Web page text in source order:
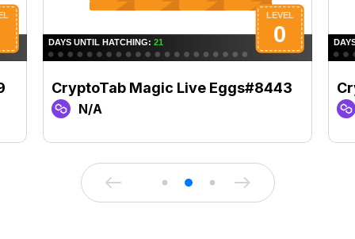
CryptoTab Magic Live Eggs#8443
N/A